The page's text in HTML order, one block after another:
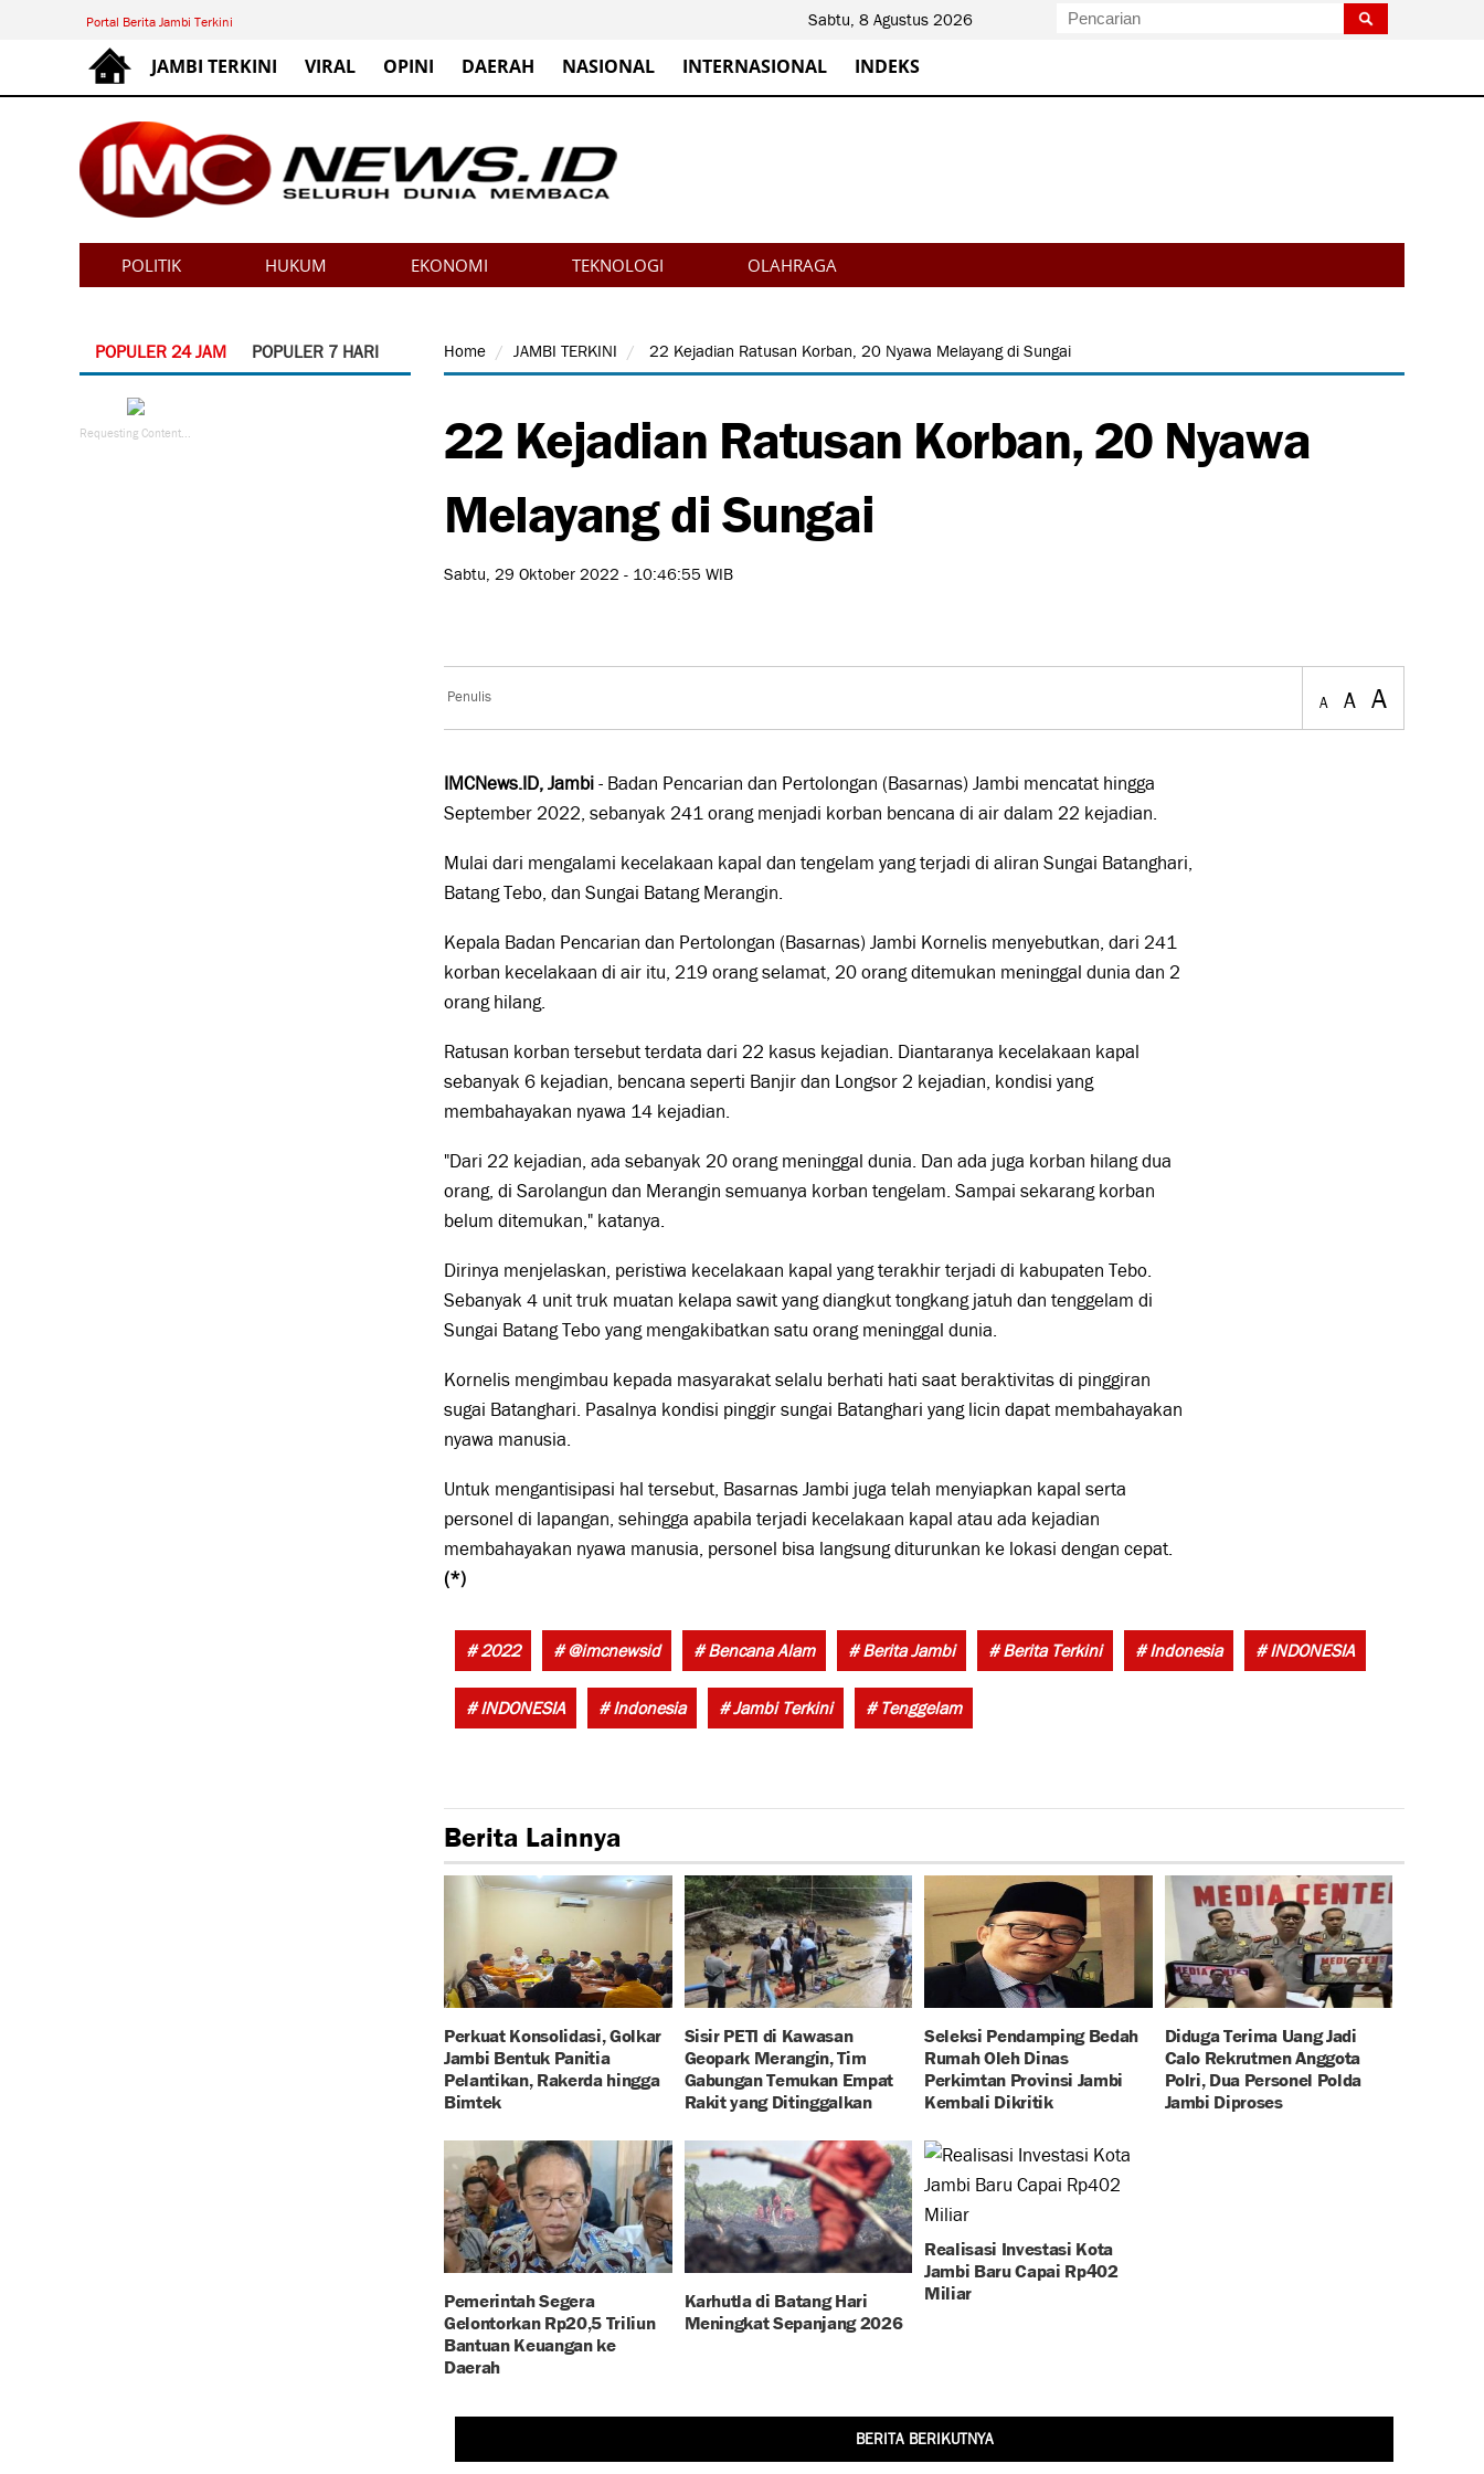
Portal Berita Jambi Terkini Sabtu, 8 Agustus 2026
JAMBI TERKINI VIRAL OPINI DAERAH NASIONAL INTERNASIONAL INDEKS
POLITIK HUKUM EKONOMI TEKNOLOGI OLAHRAGA
POPULER 24 JAM POPULER 7 HARI
Requesting Content...
Home JAMBI TERKINI 22 Kejadian Ratusan Korban, 20 Nyawa Melayang di Sungai
22 Kejadian Ratusan Korban, 20 Nyawa
Melayang di Sungai
Sabtu, 29 Oktober 2022 - 10:46:55 WIB
Penulis A A A
IMCNews.ID, Jambi- Badan Pencarian dan Pertolongan (Basarnas) Jambi mencatat hingga
September 2022, sebanyak 241 orang menjadi korban bencana di air dalam 22 kejadian.
Mulai dari mengalami kecelakaan kapal dan tengelam yang terjadi di aliran Sungai Batanghari,
Batang Tebo, dan Sungai Batang Merangin.
Kepala Badan Pencarian dan Pertolongan (Basarnas) Jambi Kornelis menyebutkan, dari 241
korban kecelakaan di air itu, 219 orang selamat, 20 orang ditemukan meninggal dunia dan 2
orang hilang.
Ratusan korban tersebut terdata dari 22 kasus kejadian. Diantaranya kecelakaan kapal
sebanyak 6 kejadian, bencana seperti Banjir dan Longsor 2 kejadian, kondisi yang
membahayakan nyawa 14 kejadian.
"Dari 22 kejadian, ada sebanyak 20 orang meninggal dunia. Dan ada juga korban hilang dua
orang, di Sarolangun dan Merangin semuanya korban tengelam. Sampai sekarang korban
belum ditemukan," katanya.
Dirinya menjelaskan, peristiwa kecelakaan kapal yang terakhir terjadi di kabupaten Tebo.
Sebanyak 4 unit truk muatan kelapa sawit yang diangkut tongkang jatuh dan tenggelam di
Sungai Batang Tebo yang mengakibatkan satu orang meninggal dunia.
Kornelis mengimbau kepada masyarakat selalu berhati hati saat beraktivitas di pinggiran
sugai Batanghari. Pasalnya kondisi pinggir sungai Batanghari yang licin dapat membahayakan
nyawa manusia.
Untuk mengantisipasi hal tersebut, Basarnas Jambi juga telah menyiapkan kapal serta
personel di lapangan, sehingga apabila terjadi kecelakaan kapal atau ada kejadian
membahayakan nyawa manusia, personel bisa langsung diturunkan ke lokasi dengan cepat.
(*)
# 2022 # @imcnewsid # Bencana Alam # Berita Jambi # Berita Terkini # Indonesia # INDONESIA
# INDONESIA # Indonesia # Jambi Terkini # Tenggelam
Berita Lainnya
Perkuat Konsolidasi, Golkar
Jambi Bentuk Panitia
Pelantikan, Rakerda hingga
Bimtek
Sisir PETI di Kawasan
Geopark Merangin, Tim
Gabungan Temukan Empat
Rakit yang Ditinggalkan
Seleksi Pendamping Bedah
Rumah Oleh Dinas
Perkimtan Provinsi Jambi
Kembali Dikritik
Diduga Terima Uang Jadi
Calo Rekrutmen Anggota
Polri, Dua Personel Polda
Jambi Diproses
Pemerintah Segera
Gelontorkan Rp20,5 Triliun
Bantuan Keuangan ke
Daerah
Karhutla di Batang Hari
Meningkat Sepanjang 2026
Realisasi Investasi Kota
Jambi Baru Capai Rp402
Miliar
BERITA BERIKUTNYA